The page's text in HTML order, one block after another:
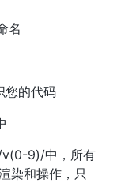
名
您的代码
9)/中，所有
染和操作，只